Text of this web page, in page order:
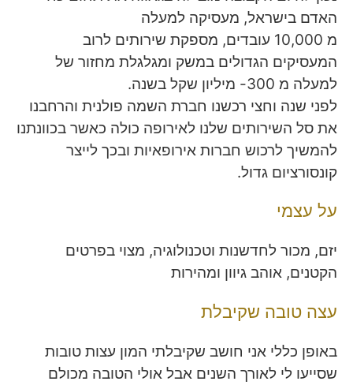
האדם בישראל, מעסיקה למעלה
מ 10,000 עובדים, מספקת שירותים לרוב
המעסיקים הגדולים במשק ומגלגלת מחזור של
למעלה מ 300- מיליון שקל בשנה.
לפני שנה וחצי רכשנו חברת השמה פולנית והרחבנו
את סל השירותים שלנו לאירופה כולה כאשר בכוונתנו
להמשיך לרכוש חברות אירופאיות ובכך לייצר
קונסורציום גדול.
על עצמי
יזם, מכור לחדשנות וטכנולוגיה, מצוי בפרטים
הקטנים, אוהב גיוון ומהירות
עצה טובה שקיבלת
באופן כללי אני חושב שקיבלתי המון עצות טובות
שסייעו לי לאורך השנים אבל אולי הטובה מכולם